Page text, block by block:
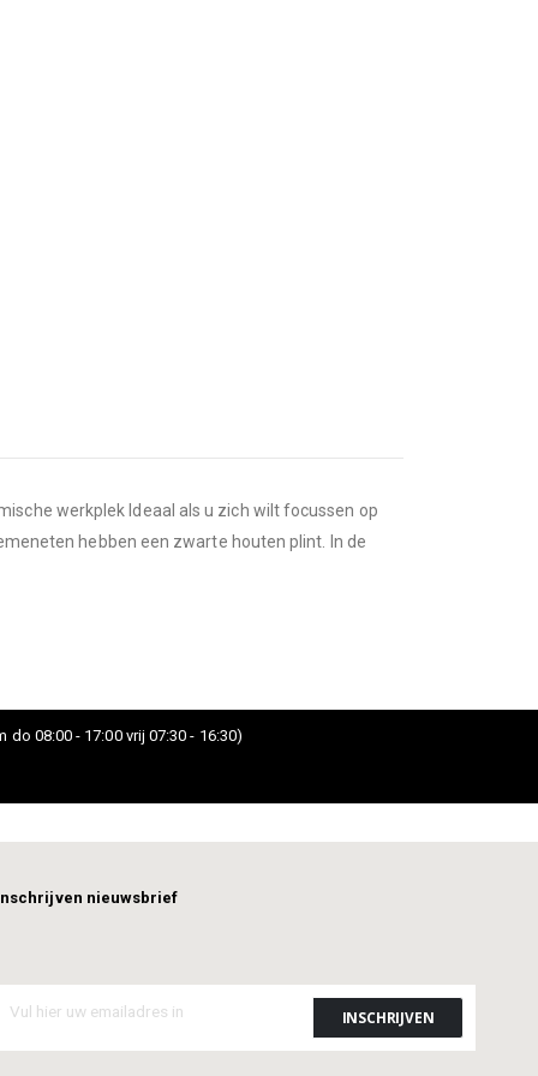
werkplek Ideaal als u zich wilt focussen op
hebben een zwarte houten plint. In de
do 08:00 - 17:00 vrij 07:30 - 16:30)
nieuwsbrief